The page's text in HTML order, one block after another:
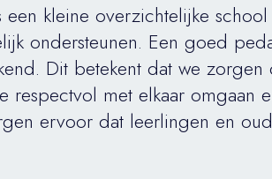
een kleine overzichtelijke
ondersteunen. Een goed
Dit betekent dat we
respectvol met elkaar omgaan
ervoor dat leerlingen en